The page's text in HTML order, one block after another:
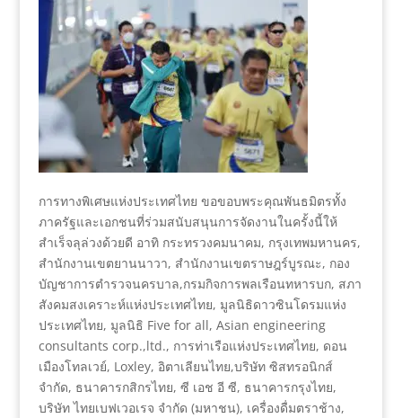
การทางพิเศษแห่งประเทศไทย ขอขอบพระคุณพันธมิตรทั้ง
ภาครัฐและเอกชนที่ร่วมสนับสนุนการจัดงานในครั้งนี้ให้
สำเร็จลุล่วงด้วยดี อาทิ กระทรวงคมนาคม, กรุงเทพมหานคร,
สำนักงานเขตยานนาวา, สำนักงานเขตราษฎร์บูรณะ, กอง
บัญชาการตำรวจนครบาล,กรมกิจการพลเรือนทหารบก, สภา
สังคมสงเคราะห์แห่งประเทศไทย, มูลนิธิดาวซินโดรมแห่ง
ประเทศไทย, มูลนิธิ Five for all, Asian engineering
consultants corp.,ltd., การท่าเรือแห่งประเทศไทย, ดอน
เมืองโทลเวย์, Loxley, อิตาเลียนไทย,บริษัท ซิสทรอนิกส์
จำกัด, ธนาคารกสิกรไทย, ซี เอช อี ซี, ธนาคารกรุงไทย,
บริษัท ไทยเบฟเวอเรจ จำกัด (มหาชน), เครื่องดื่มตราช้าง,